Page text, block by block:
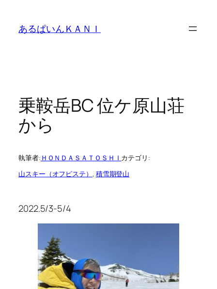
あるぱいんＫＡＮＩ
乗鞍岳BC 位ケ原山荘
から
執筆者: ＨＯＮＤＡＳＡＴＯＳＨＩ カテゴリ:
山スキー（オフピステ） , 積雪期登山
2022.5/3-5/4